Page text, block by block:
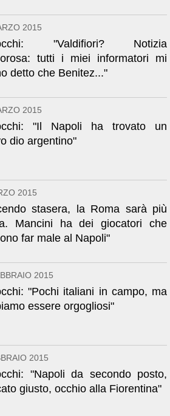
2015
"Valdifiori? Notizia
tutti i miei informatori mi
detto che Benitez..."
2015
"Il Napoli ha trovato un
dio argentino"
2015
stasera, la Roma sarà più
Mancini ha dei giocatori che
far male al Napoli"
2015
"Pochi italiani in campo, ma
essere orgogliosi"
2015
"Napoli da secondo posto,
giusto, occhio alla Fiorentina"